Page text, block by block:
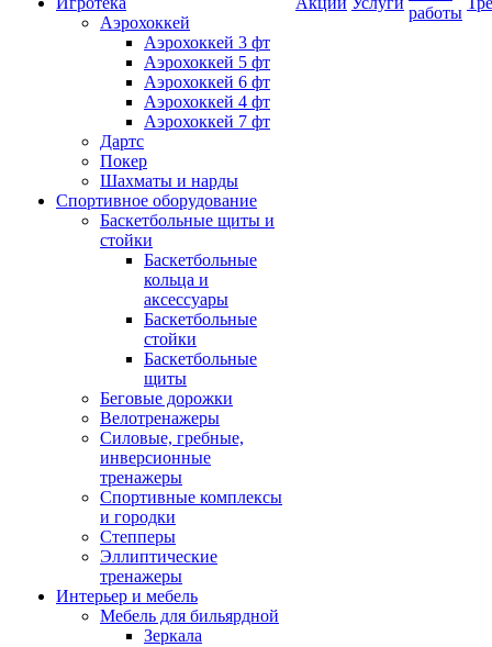
Аэрохоккей
Аэрохоккей 3 фт
Аэрохоккей 5 фт
Аэрохоккей 6 фт
Аэрохоккей 4 фт
Аэрохоккей 7 фт
Дартс
Покер
Шахматы и нарды
Спортивное оборудование
Баскетбольные щиты и
стойки
Баскетбольные
кольца и
аксессуары
Баскетбольные
стойки
Баскетбольные
щиты
Беговые дорожки
Велотренажеры
Силовые, гребные,
инверсионные
тренажеры
Спортивные комплексы
и городки
Степперы
Эллиптические
тренажеры
Интерьер и мебель
Мебель для бильярдной
Зеркала
работы